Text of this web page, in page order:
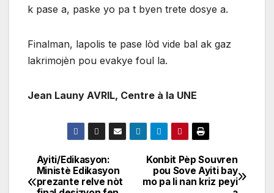
k pase a, paske yo pa t byen trete dosye a.
Finalman, lapolis te pase lòd vide bal ak gaz
lakrimojèn pou evakye foul la.
Jean Launy AVRIL, Centre à la UNE
Navigation
Konbit Pèp Souvren
pou Sove Ayiti bay
mo pa li nan kriz peyi
Ayiti/Edikasyon:
Ministè Edikasyon
prezante relve nòt